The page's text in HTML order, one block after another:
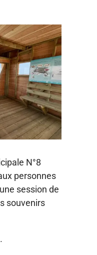
N°8
personnes
session de
souvenirs